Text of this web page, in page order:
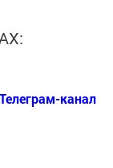
Телеграм-канал